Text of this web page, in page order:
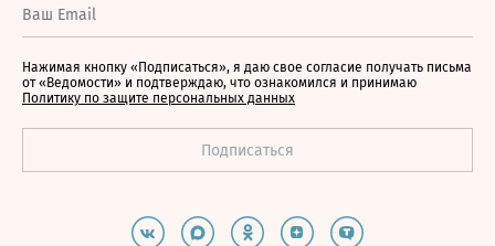
Нажимая кнопку «Подписаться», я даю свое согласие получать письма
от «Ведомости» и подтверждаю, что ознакомился и принимаю
Политику по защите персональных данных